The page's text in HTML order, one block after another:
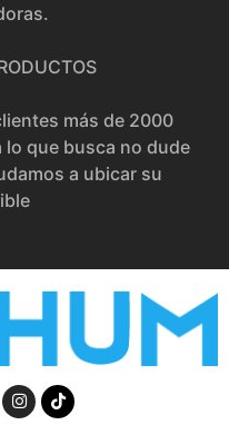
más de 2000
que busca no dude
a ubicar su